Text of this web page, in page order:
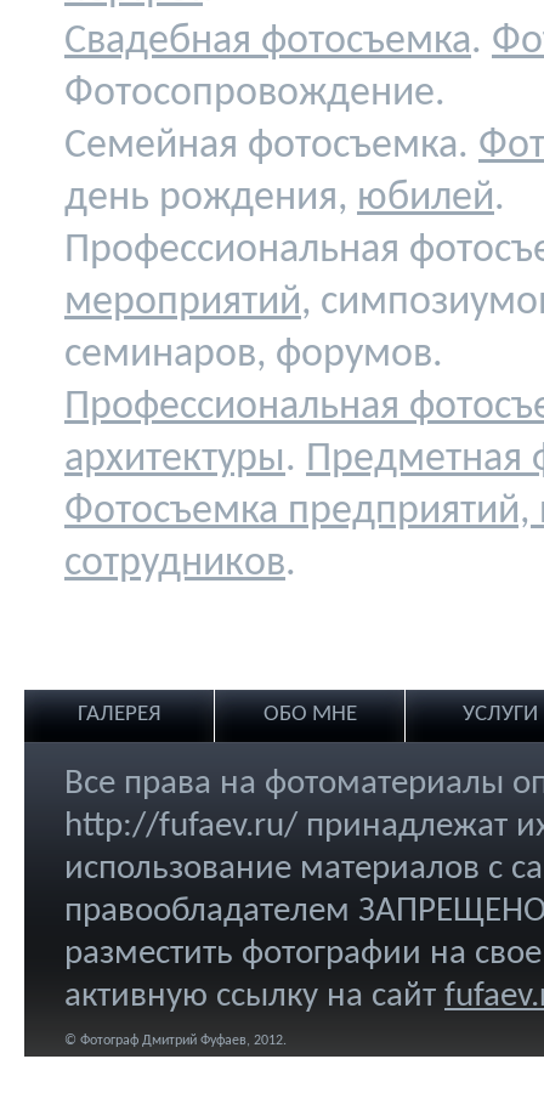
Свадебная фотосъемка.
Фотосопровождение.
Семейная фотосъемка.
день рождения, юбилей.
Профессиональная
мероприятий,
семинаров, форумов.
Профессиональная
архитектуры. Предметная
Фотосъемка
сотрудников.
ГАЛЕРЕЯ ОБО МНЕ УСЛУГИ
Все права на фотоматериалы
http://fufaev.ru/ принадлежат
использование материалов с
правообладателем
разместить фотографии на
активную ссылку на сайт
© Фотограф Дмитрий Фуфаев, 2012.